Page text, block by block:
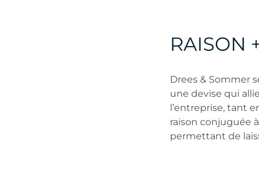
RAISON
Drees & Sommer
une devise qui
l’entreprise, tant
raison conjuguée
permettant de